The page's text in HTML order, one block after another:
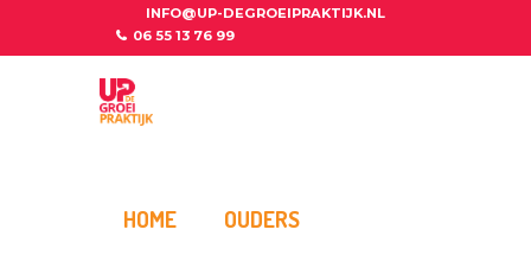
INFO@UP-DEGROEIPRAKTIJK.NL
06 55 13 76 99
HOME OUDERS